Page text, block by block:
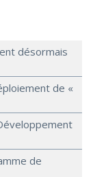
désormais
de «
de